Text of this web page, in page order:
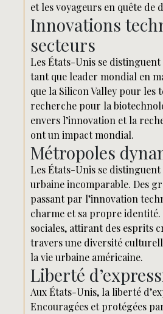
et les voyageurs en quête de
Innovations
secteurs
Les États-Unis se
tant que leader mondial en
que la Silicon Valley pour les
recherche pour la
envers l’innovation et la
ont un impact mondial.
Métropoles
Les États-Unis se
urbaine incomparable. Des
passant par l’innovation
charme et sa propre
sociales, attirant des esprits
travers une diversité
la vie urbaine américaine.
Liberté
Aux États-Unis, la liberté
Encouragées et protégées